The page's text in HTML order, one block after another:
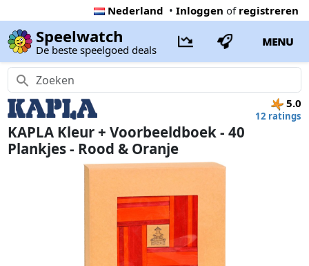
Nederland • Inloggen of registreren
Speelwatch
De beste speelgoed deals
MENU
5.0
12 ratings
KAPLA Kleur + Voorbeeldboek - 40
Plankjes - Rood & Oranje